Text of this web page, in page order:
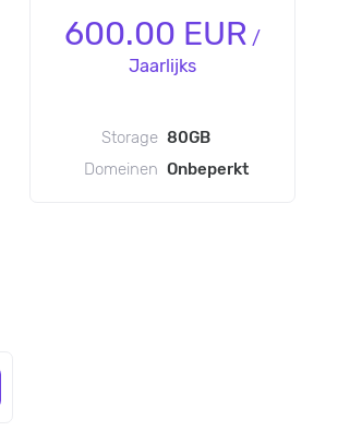
600.00 EUR /
Jaarlijks
Storage 80GB
Domeinen Onbeperkt